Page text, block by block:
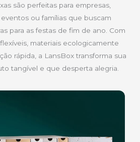
são perfeitas para empresas,
ou famílias que buscam
para as festas de fim de ano. Com
materiais ecologicamente
rápida, a LansBox transforma sua
tangível e que desperta alegria.